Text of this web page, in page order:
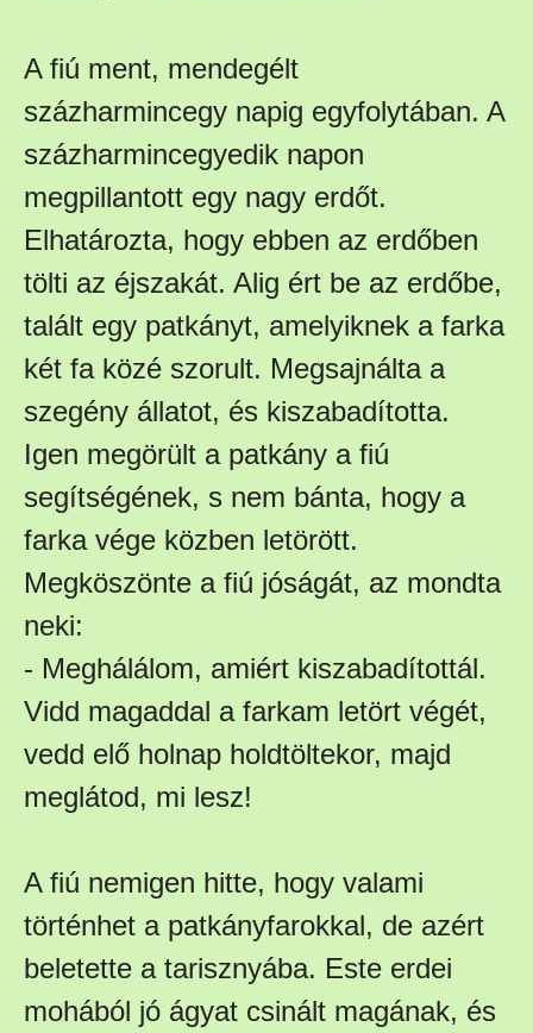
A fiú ment, mendegélt
százharmincegy napig egyfolytában. A
százharmincegyedik napon
megpillantott egy nagy erdőt.
Elhatározta, hogy ebben az erdőben
tölti az éjszakát. Alig ért be az erdőbe,
talált egy patkányt, amelyiknek a farka
két fa közé szorult. Megsajnálta a
szegény állatot, és kiszabadította.
Igen megörült a patkány a fiú
segítségének, s nem bánta, hogy a
farka vége közben letörött.
Megköszönte a fiú jóságát, az mondta
neki:
- Meghálálom, amiért kiszabadítottál.
Vidd magaddal a farkam letört végét,
vedd elő holnap holdtöltekor, majd
meglátod, mi lesz!
A fiú nemigen hitte, hogy valami
történhet a patkányfarokkal, de azért
beletette a tarisznyába. Este erdei
mohából jó ágyat csinált magának, és